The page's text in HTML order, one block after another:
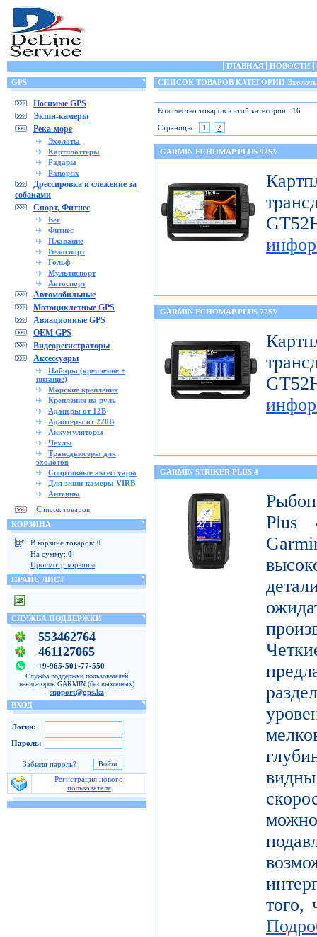
ГЛАВНАЯ НОВОСТИ
GPS
Носимые GPS
Экшн-камеры
Река-море
Эхолоты
Картплоттеры
Радары
Panoptix
Дрессировка и слежение за
собаками
Спорт, Фитнес
Бег
Фитнес
Плавание
Велоспорт
Гольф
Мультиспорт
Автоспорт
Автомобильные
Мотоциклетные GPS
Авиационные GPS
OEM GPS
Видеорегистраторы
Аксессуары
Наборы (крепление +
питание)
Морские крепления
Крепления на руль
Адаперы от 12В
Адаптеры от 220В
Аккумуляторы
Чехлы
Трансдьюсеры для
эхолотов
Спортивные аксессуары
Для экшн-камеры VIRB
Антенны
Список товаров
КОРЗИНА
В корзине товаров: 0
На сумму: 0
Просмотр корзины
ПРАЙС ЛИСТ
СЛУЖБА ПОДДЕРЖКИ
553462764
461127065
+9-965-501-77-550
Служба поддержки пользователей
навигаторов GARMIN (без выходных)
support@gps.kz
ВХОД
Логин:
Пароль:
Забыли пароль?
Регистрация нового
пользователя
СПИСОК ТОВАРОВ КАТЕГОРИИ
Количество товаров в этой категории : 16
Страницы :
1 2
GARMIN ECHOMAP PLUS 92SV
GARMIN ECHOMAP PLUS 72SV
GARMIN STRIKER PLUS 4
Plus
того,